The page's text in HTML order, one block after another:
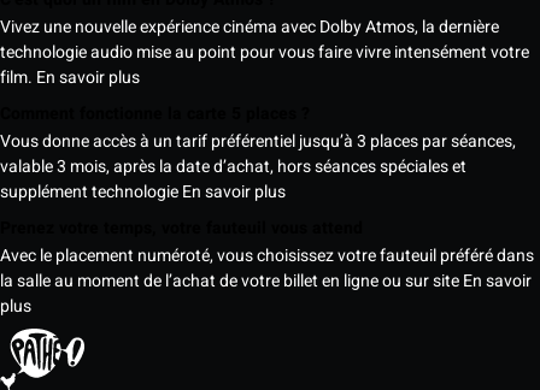
Vivez une nouvelle expérience cinéma avec Dolby Atmos, la dernière
technologie audio mise au point pour vous faire vivre intensément votre
film. En savoir plus
Vous donne accès à un tarif préférentiel jusqu’à 3 places par séances,
valable 3 mois, après la date d’achat, hors séances spéciales et
supplément technologieEn savoir plus
Avec le placement numéroté, vous choisissez votre fauteuil préféré dans
la salle au moment de l’achat de votre billet en ligne ou sur siteEn savoir
plus